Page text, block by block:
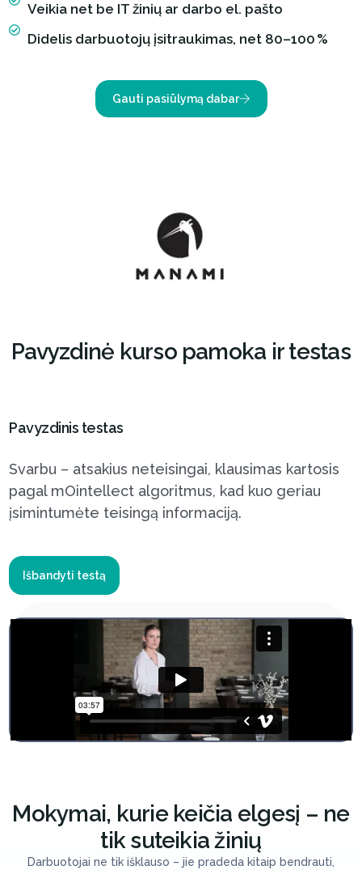
Veikia net be IT žinių ar darbo el. pašto
Didelis darbuotojų įsitraukimas, net 80–100 %
Gauti pasiūlymą dabar
Pavyzdinė kurso pamoka ir testas
Pavyzdinis testas
Svarbu – atsakius neteisingai, klausimas kartosis
pagal mOintellect algoritmus, kad kuo geriau
įsimintumėte teisingą informaciją.
Išbandyti testą
Mokymai, kurie keičia elgesį – ne
tik suteikia žinių
Darbuotojai ne tik išklauso – jie pradeda kitaip bendrauti,